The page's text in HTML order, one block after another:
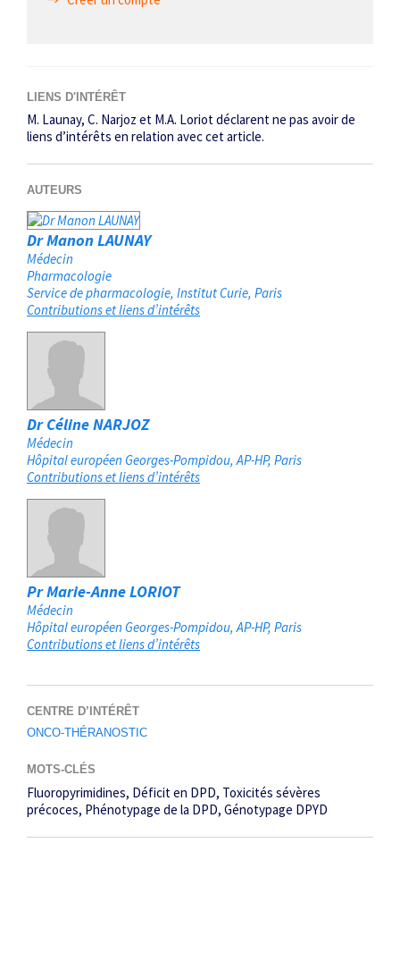
LIENS D'INTÉRÊT
M. Launay, C. Narjoz et M.A. Loriot déclarent ne pas avoir de
liens d’intérêts en relation avec cet article.
AUTEURS
Dr Manon LAUNAY
Médecin
Pharmacologie
Service de pharmacologie, Institut Curie Paris
Contributions et liens d’intérêts
Dr Céline NARJOZ
Médecin
Hôpital européen Georges-Pompidou, AP-HP Paris
Contributions et liens d’intérêts
Pr Marie-Anne LORIOT
Médecin
Hôpital européen Georges-Pompidou, AP-HP Paris
Contributions et liens d’intérêts
CENTRE D’INTÉRÊT
ONCO-THÉRANOSTIC
MOTS-CLÉS
Fluoropyrimidines Déficit en DPD Toxicités sévères
précoces Phénotypage de la DPD Génotypage DPYD